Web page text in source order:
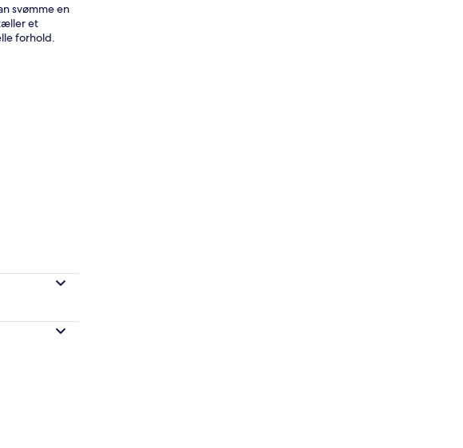
svømme en
et
forhold.